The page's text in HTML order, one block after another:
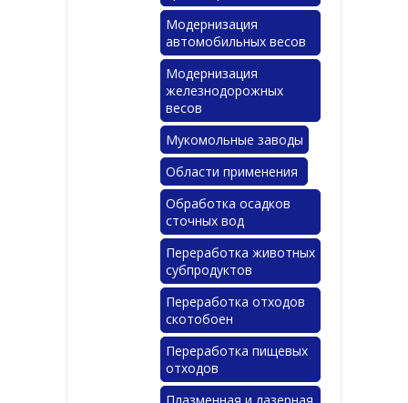
Модернизация
автомобильных весов
Модернизация
железнодорожных
весов
Мукомольные заводы
Области применения
Обработка осадков
сточных вод
Переработка животных
субпродуктов
Переработка отходов
скотобоен
Переработка пищевых
отходов